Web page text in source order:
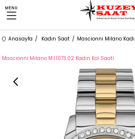
MENU
Anasayfa Kadın Saat Mascionni Milano
Mascionni Milano M.1.1073.02 Kadın Kol Saati